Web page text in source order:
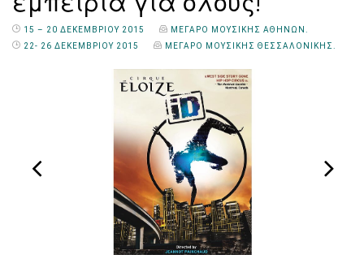
15 – 20 ΔΕΚΕΜΒΡΙΟΥ 2015
ΜΕΓΑΡΟ ΜΟΥΣΙΚΗΣ ΑΘΗΝΩΝ.
22- 26 ΔΕΚΕΜΒΡIΟΥ 2015
ΜEΓΑΡΟ ΜΟΥΣΙΚHΣ ΘΕΣΣΑΛΟΝIΚΗΣ.